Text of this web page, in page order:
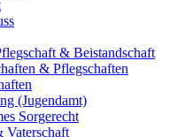
& Beistandschaft
& Pflegschaften
(Jugendamt)
Sorgerecht
Vaterschaft